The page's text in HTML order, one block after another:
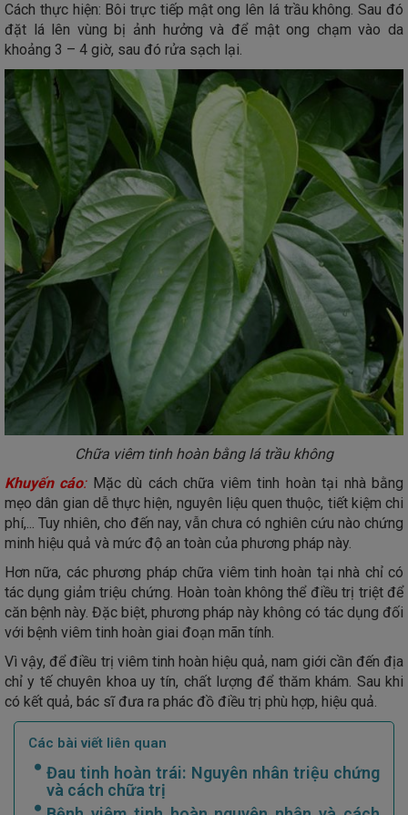
Cách thực hiện: Bôi trực tiếp mật ong lên lá trầu không. Sau đó
đặt lá lên vùng bị ảnh hưởng và để mật ong chạm vào da
khoảng 3 – 4 giờ, sau đó rửa sạch lại.
Chữa viêm tinh hoàn bằng lá trầu không
Khuyến cáo: Mặc dù cách chữa viêm tinh hoàn tại nhà bằng
mẹo dân gian dễ thực hiện, nguyên liệu quen thuộc, tiết kiệm chi
phí,... Tuy nhiên, cho đến nay, vẫn chưa có nghiên cứu nào chứng
minh hiệu quả và mức độ an toàn của phương pháp này.
Hơn nữa, các phương pháp chữa viêm tinh hoàn tại nhà chỉ có
tác dụng giảm triệu chứng. Hoàn toàn không thể điều trị triệt để
căn bệnh này. Đặc biệt, phương pháp này không có tác dụng đối
với bệnh viêm tinh hoàn giai đoạn mãn tính.
Vì vậy, để điều trị viêm tinh hoàn hiệu quả, nam giới cần đến địa
chỉ y tế chuyên khoa uy tín, chất lượng để thăm khám. Sau khi
có kết quả, bác sĩ đưa ra phác đồ điều trị phù hợp, hiệu quả.
Các bài viết liên quan
Đau tinh hoàn trái: Nguyên nhân triệu chứng
và cách chữa trị